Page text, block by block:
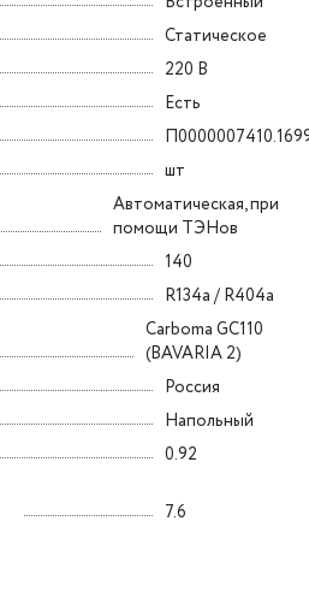
Статическое
220 В
Есть
шт
Автоматическая, при
помощи ТЭНов
140
R134a / R404a
Carboma GC110
(BAVARIA 2)
Россия
Напольный
0.92
7.6